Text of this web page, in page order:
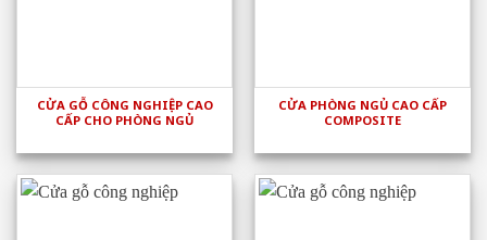
CỬA GỖ CÔNG NGHIỆP CAO
CẤP CHO PHÒNG NGỦ
CỬA PHÒNG NGỦ CAO CẤP
COMPOSITE